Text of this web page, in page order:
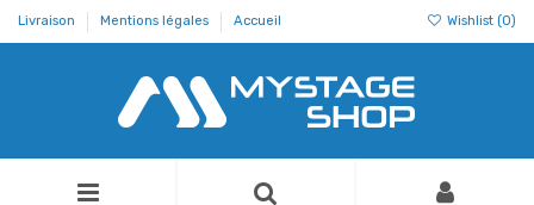
Livraison Mentions légales Accueil Wishlist (0)